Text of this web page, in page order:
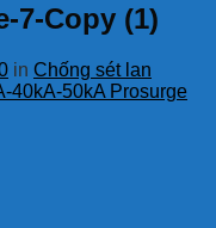
7-Copy (1)
in Chống sét lan
40kA-50kA Prosurge